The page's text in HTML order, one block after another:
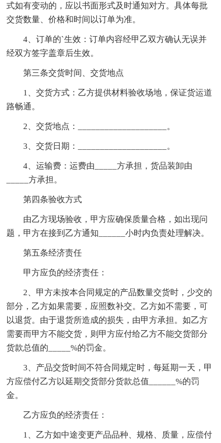
式如有变动的，应以书面形式及时通知对方。具体每批
交货数量、价格和时间以订单为准。
4、订单的`生效：订单内容经甲乙双方确认无误并
经双方签字盖章后生效。
第三条交货时间、交货地点
1、交货方式：乙方提供材料验收场地，保证货运道
路畅通。
2、交货地点：____________________。
3、交货日期：____________________。
4、运输费：运费由_____方承担，货品装卸由
_____方承担。
第四条验收方式
由乙方现场验收，甲方应确保质量合格，如出现问
题，甲方在接到乙方通知______小时内负责处理解决。
第五条经济责任
甲方应负的经济责任：
2、甲方未按本合同规定的产品数量交货时，少交的
部分，乙方如果需要，应照数补交。乙方如不需要，可
以退货。由于退货所造成的损失，由甲方承担。如乙方
需要而甲方不能交货，则甲方应付给乙方不能交货部分
货款总值的_____%的罚金。
3、产品交货时间不符合同规定时，每延期一天，甲
方应偿付乙方以延期交货部分货款总值______%的罚
金。
乙方应负的经济责任：
1、乙方如中途变更产品品种、规格、质量，应偿付